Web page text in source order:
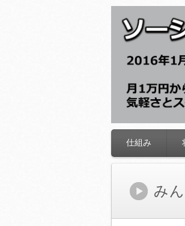
ソーシ
コ
ン
ツ
へ
仕組み
み